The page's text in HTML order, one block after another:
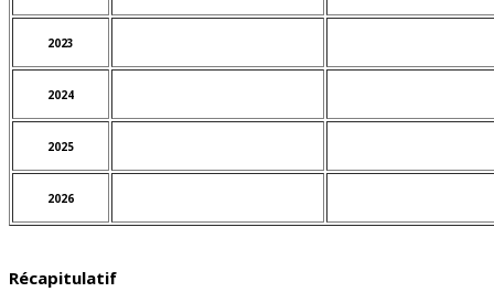
2023
2024
2025
2026
Récapitulatif